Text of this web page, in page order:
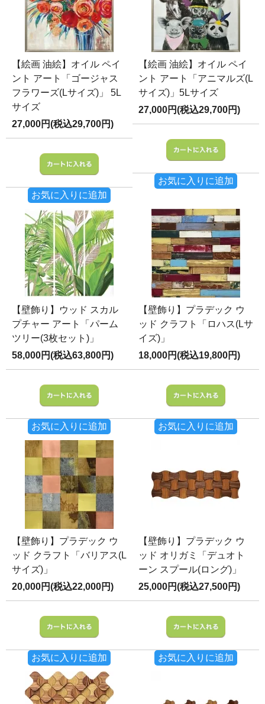
【絵画 油絵】オイル ペイ
ント アート「ゴージャス
フラワーズ(Lサイズ)」 5L
サイズ
27,000円(税込29,700円)
お気に入りに追加
【絵画 油絵】オイル ペイ
ント アート「アニマルズ(L
サイズ)」5Lサイズ
27,000円(税込29,700円)
お気に入りに追加
【壁飾り】ウッド スカル
プチャー アート「パーム
ツリー(3枚セット)」
58,000円(税込63,800円)
お気に入りに追加
【壁飾り】プラデック ウ
ッド クラフト「ロハス(Lサ
イズ)」
18,000円(税込19,800円)
お気に入りに追加
【壁飾り】プラデック ウ
ッド クラフト「バリアス(L
サイズ)」
20,000円(税込22,000円)
お気に入りに追加
【壁飾り】プラデック ウ
ッド オリガミ「デュオト
ーン スプール(ロング)」
25,000円(税込27,500円)
お気に入りに追加